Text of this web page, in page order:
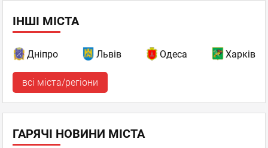
ІНШІ МІСТА
Дніпро Львів Одеса Харків
всі міста/регіони
ГАРЯЧІ НОВИНИ МІСТА